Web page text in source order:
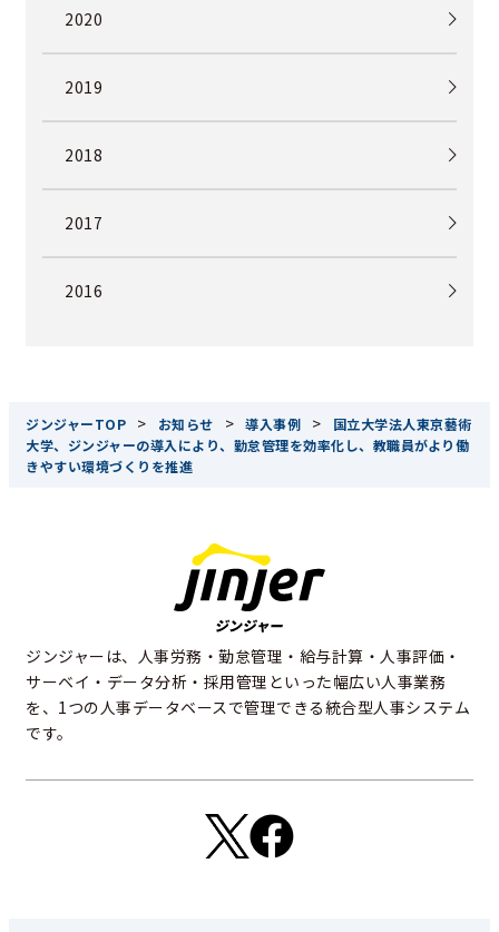
2020
2019
2018
2017
2016
ジンジャーTOP > お知らせ > 導入事例 >
国立大学法人東京藝術
大学、ジンジャーの導入により、勤怠管理を効率化し、教職員がより働
きやすい環境づくりを推進
ジンジャーは、人事労務・勤怠管理・給与計算・人事評価・
サーベイ・データ分析・採用管理といった幅広い人事業務
を、1つの人事データベースで管理できる統合型人事システム
です。